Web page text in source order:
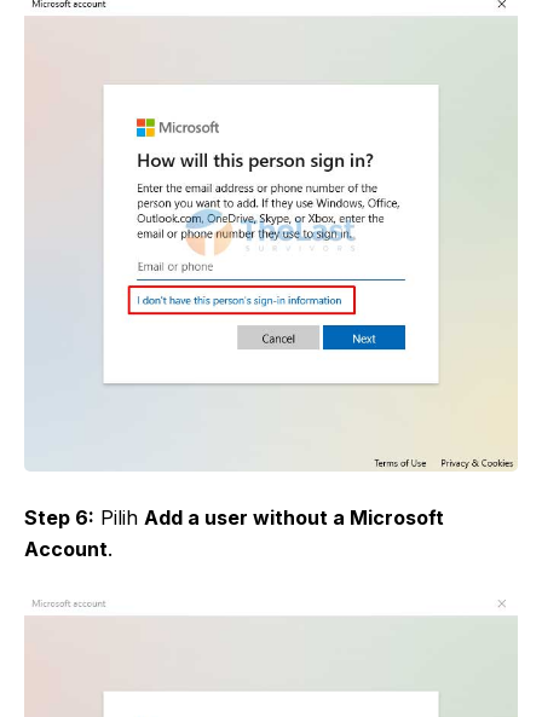
Step 6: Pilih Add a user without a Microsoft
Account.